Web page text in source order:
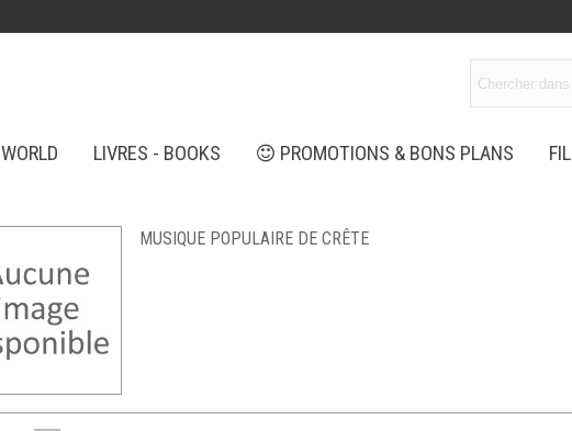
WORLD LIVRES - BOOKS PROMOTIONS & BONS PLANS
MUSIQUE POPULAIRE DE CRÊTE